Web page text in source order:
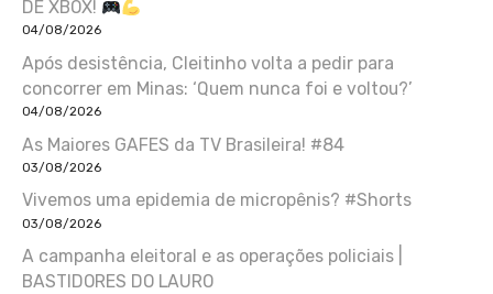
DE XBOX!
04/08/2026
Após desistência, Cleitinho volta a pedir para
concorrer em Minas: ‘Quem nunca foi e voltou?’
04/08/2026
As Maiores GAFES da TV Brasileira! #84
03/08/2026
Vivemos uma epidemia de micropênis? #Shorts
03/08/2026
A campanha eleitoral e as operações policiais |
BASTIDORES DO LAURO